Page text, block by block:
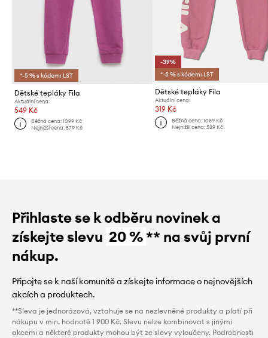
*-5 % s kódem: LST
Dětské tepláky Fila
Aktuální cena:
549 Kč
Běžná cena:1099 Kč
Nejnižší cena:579 Kč
-39%
*-5 % s kódem: LST
Dětské tepláky Fila
Aktuální cena:
319 Kč
Běžná cena: 1059 Kč
Nejnižší cena: 529 Kč
Přihlaste se k odběru novinek a
získejte slevu 20 %** na svůj první
nákup.
Připojte se k naší komunitě a získejte informace o nejnovějších
akcích a produktech.
**Sleva je jednorázová, vztahuje se na nezlevněné produkty a platí při
nákupu v min. hodnotě 1 900 Kč. Slevu nelze kombinovat s jinými
akcemi a některé produkty mohou být ze slevy vyloučeny. Podrobnosti